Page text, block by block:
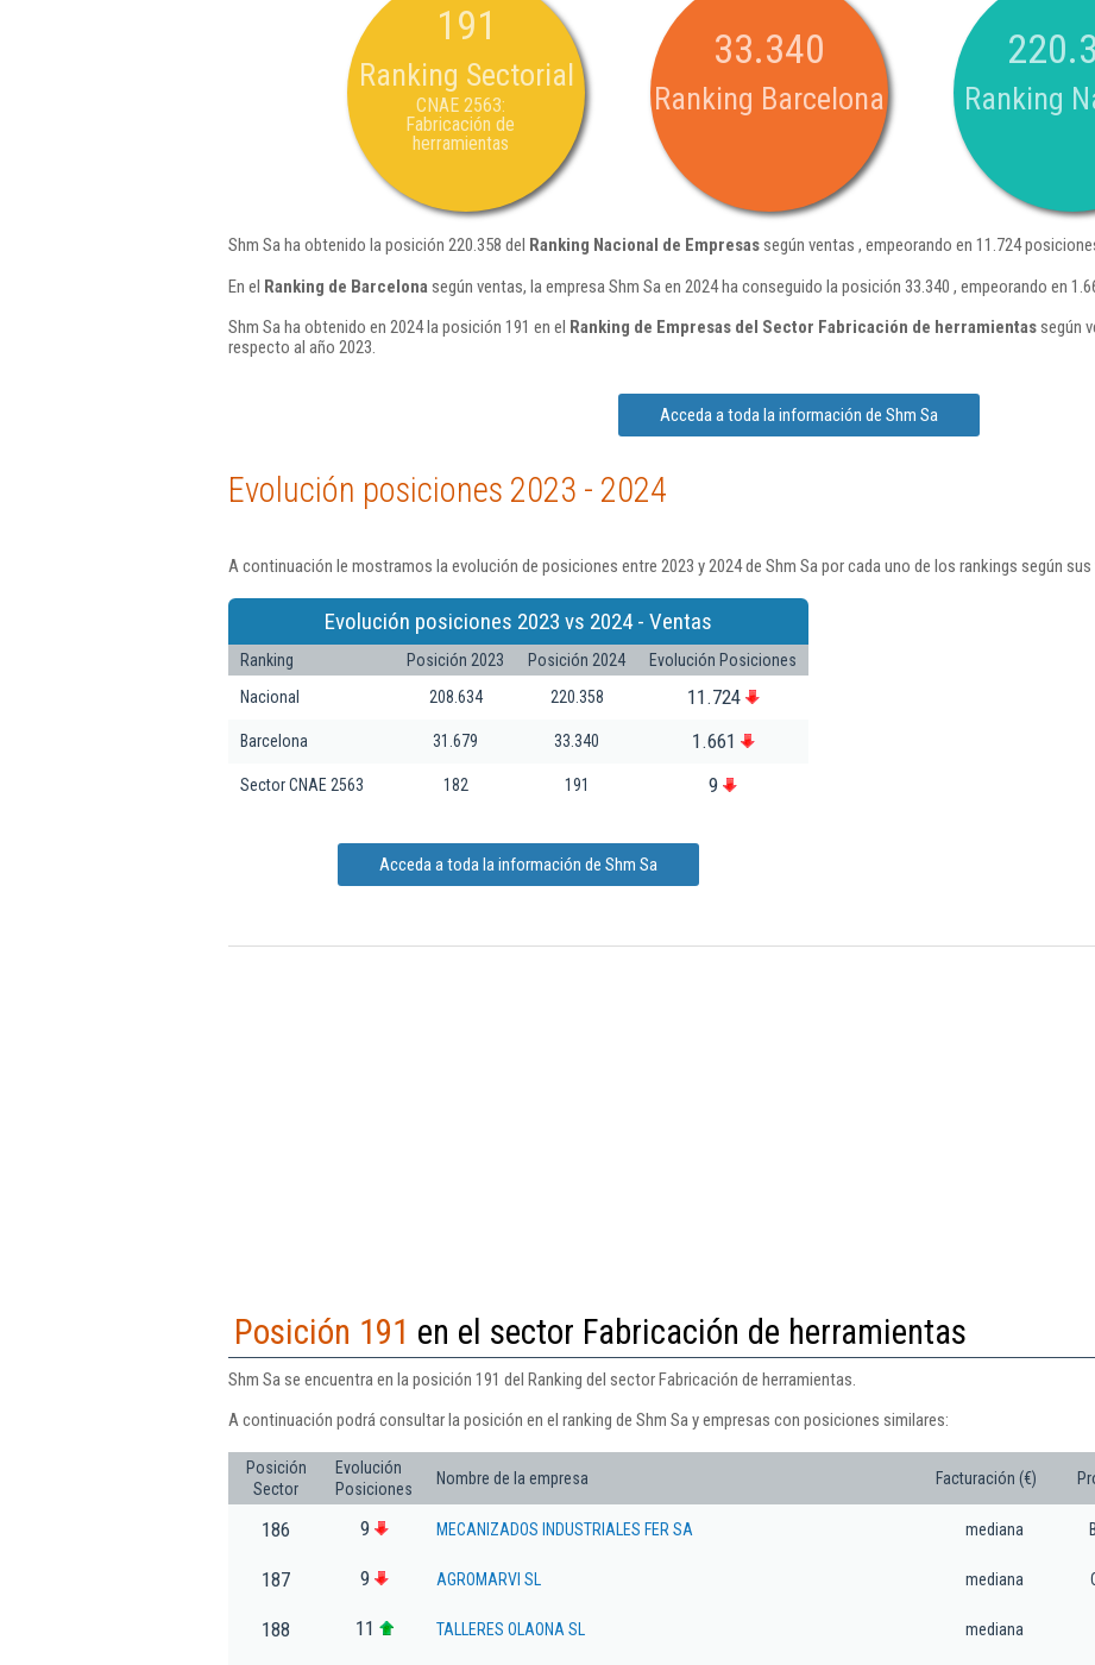
191
Ranking Sectorial
CNAE 2563:
Fabricación de
herramientas
33.340
Ranking Barcelona Ranking
Shm Sa ha obtenido la posición 220.358 del Ranking Nacional de Empresassegún ventas , empeorando en 11.724
En el Ranking de Barcelona según ventas, la empresa Shm Sa en 2024 ha conseguido la posición 33.340 , empeorando en
Shm Sa ha obtenido en 2024 la posición 191 en el Ranking de Empresas del Sector Fabricación de herramientassegún
respecto al año 2023.
Acceda a toda la información de Shm Sa
Evolución posiciones 2023 - 2024
A continuación le mostramos la evolución de posiciones entre 2023 y 2024 de Shm Sa por cada uno de los rankings según sus
Evolución posiciones 2023 vs 2024 - Ventas
Ranking Posición 2023 Posición 2024
Evolución Posiciones
Nacional
208.634 220.358 11.724
Barcelona 31.679 33.340 1.661
Sector CNAE 2563 182 191 9
Acceda a toda la información de Shm Sa
Posición 191 en el sector Fabricación de herramientas
Shm Sa se encuentra en la posición 191 del Ranking del sector Fabricación de herramientas.
A continuación podrá consultar la posición en el ranking de Shm Sa y empresas con posiciones similares:
Posición
Sector
Evolución
Posiciones
Nombre de la empresa Facturación (€)
186 9 MECANIZADOS INDUSTRIALES FER SA mediana
187 9 AGROMARVI SL mediana
188 11 TALLERES OLAONA SL mediana